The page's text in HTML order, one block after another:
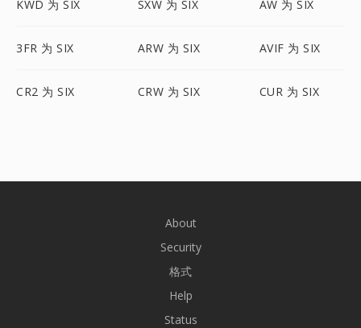
KWD 为 SIX SXW 为 SIX AW 为 SIX
3FR 为 SIX ARW 为 SIX AVIF 为 SIX
CR2 为 SIX CRW 为 SIX CUR 为 SIX
About
Security
格式
Help
Status